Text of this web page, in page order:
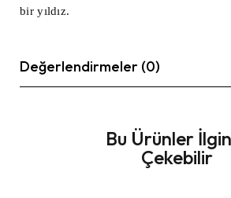
bir yıldız.
Değerlendirmeler (0)
Bu Ürünler
Çekebilir